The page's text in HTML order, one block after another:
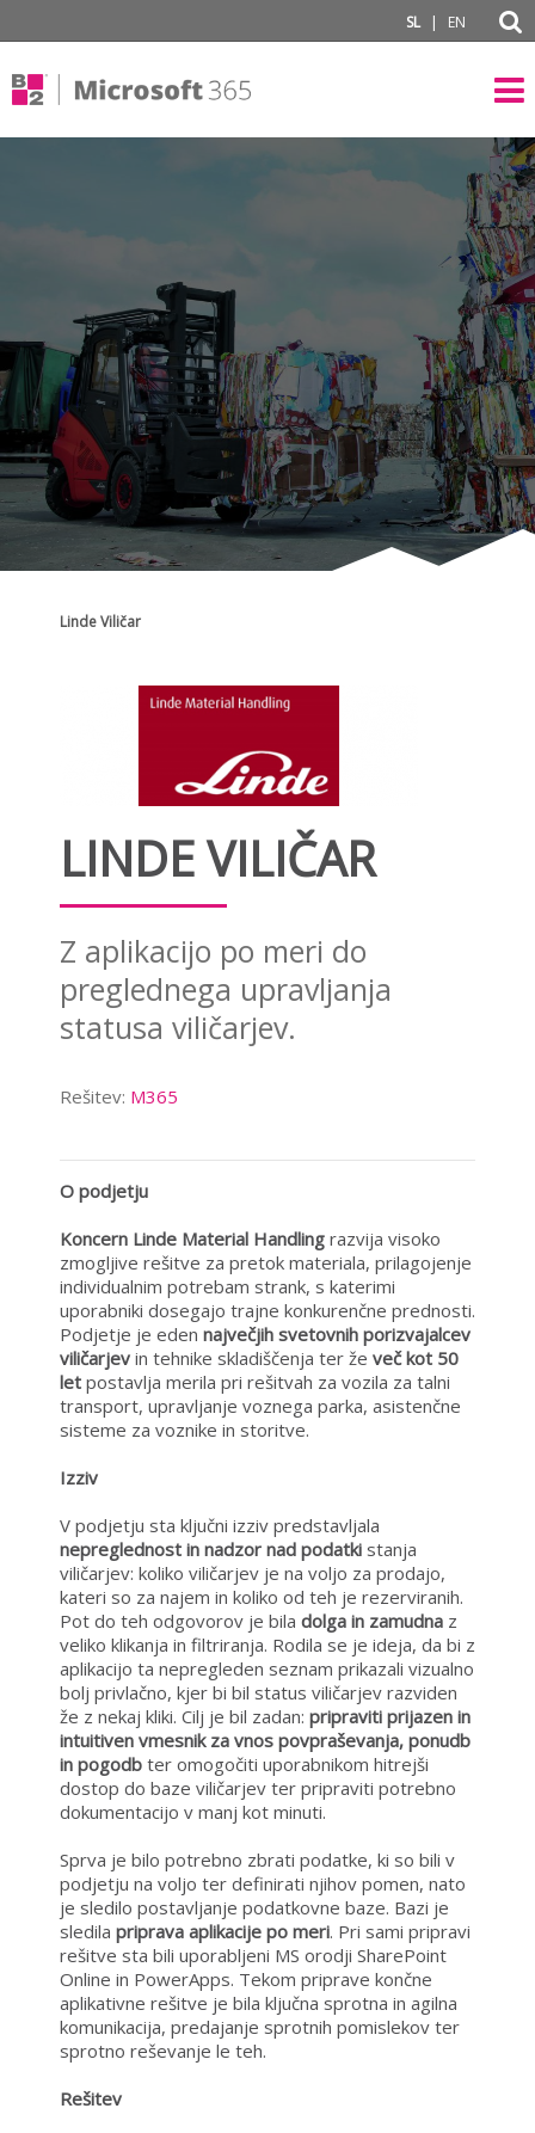
SL | EN
Linde Viličar
LINDE VILIČAR
Z aplikacijo po meri do
preglednega upravljanja
statusa viličarjev.
Rešitev: M365
O podjetju
Koncern Linde Material Handling razvija visoko
zmogljive rešitve za pretok materiala, prilagojenje
individualnim potrebam strank, s katerimi
uporabniki dosegajo trajne konkurenčne prednosti.
Podjetje je eden največjih svetovnih porizvajalcev
viličarjev in tehnike skladiščenja ter že več kot 50
let postavlja merila pri rešitvah za vozila za talni
transport, upravljanje voznega parka, asistenčne
sisteme za voznike in storitve.
Izziv
V podjetju sta ključni izziv predstavljala
nepreglednost in nadzor nad podatki stanja
viličarjev: koliko viličarjev je na voljo za prodajo,
kateri so za najem in koliko od teh je rezerviranih.
Pot do teh odgovorov je bila dolga in zamudna z
veliko klikanja in filtriranja. Rodila se je ideja, da bi z
aplikacijo ta nepregleden seznam prikazali vizualno
bolj privlačno, kjer bi bil status viličarjev razviden
že z nekaj kliki. Cilj je bil zadan: pripraviti prijazen in
intuitiven vmesnik za vnos povpraševanja, ponudb
in pogodb ter omogočiti uporabnikom hitrejši
dostop do baze viličarjev ter pripraviti potrebno
dokumentacijo v manj kot minuti.
Sprva je bilo potrebno zbrati podatke, ki so bili v
podjetju na voljo ter definirati njihov pomen, nato
je sledilo postavljanje podatkovne baze. Bazi je
sledila priprava aplikacije po meri. Pri sami pripravi
rešitve sta bili uporabljeni MS orodji SharePoint
Online in PowerApps. Tekom priprave končne
aplikativne rešitve je bila ključna sprotna in agilna
komunikacija, predajanje sprotnih pomislekov ter
sprotno reševanje le teh.
Rešitev